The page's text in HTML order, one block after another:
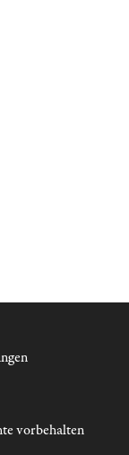
vorbehalten